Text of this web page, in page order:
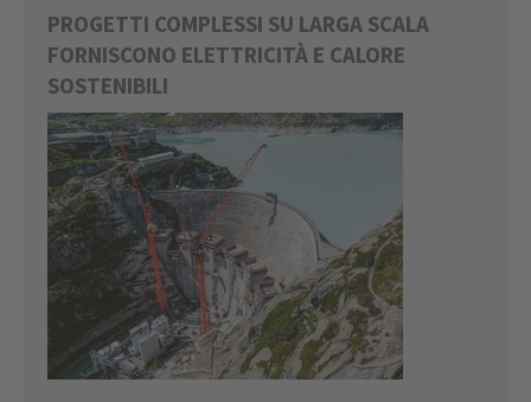
ACCETTA
powered by
Management Platform
PROGETTI COMPLESSI SU LARGA SCALA
FORNISCONO ELETTRICITÀ E CALORE
SOSTENIBILI